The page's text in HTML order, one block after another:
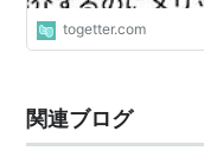
togetter.com
関連ブログ